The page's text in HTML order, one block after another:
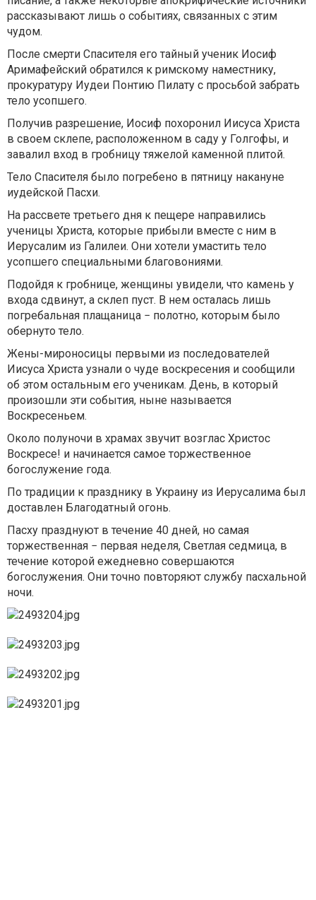
рассказывают лишь о событиях, связанных с этим
чудом.
После смерти Спасителя его тайный ученик Иосиф
Аримафейский обратился к римскому наместнику,
прокуратуру Иудеи Понтию Пилату с просьбой забрать
тело усопшего.
Получив разрешение, Иосиф похоронил Иисуса Христа
в своем склепе, расположенном в саду у Голгофы, и
завалил вход в гробницу тяжелой каменной плитой.
Тело Спасителя было погребено в пятницу накануне
иудейской Пасхи.
На рассвете третьего дня к пещере направились
ученицы Христа, которые прибыли вместе с ним в
Иерусалим из Галилеи. Они хотели умастить тело
усопшего специальными благовониями.
Подойдя к гробнице, женщины увидели, что камень у
входа сдвинут, а склеп пуст. В нем осталась лишь
погребальная плащаница − полотно, которым было
обернуто тело.
Жены-мироносицы первыми из последователей
Иисуса Христа узнали о чуде воскресения и сообщили
об этом остальным его ученикам. День, в который
произошли эти события, ныне называется
Воскресеньем.
Около полуночи в храмах звучит возглас Христос
Воскресе! и начинается самое торжественное
богослужение года.
По традиции к празднику в Украину из Иерусалима был
доставлен Благодатный огонь.
Пасху празднуют в течение 40 дней, но самая
торжественная − первая неделя, Светлая седмица, в
течение которой ежедневно совершаются
богослужения. Они точно повторяют службу пасхальной
ночи.